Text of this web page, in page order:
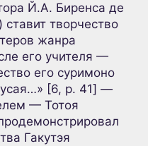
Й.А. Биренса де
) ставит творчество
жанра
его учителя —
его суримоно
[6, p. 41] —
— Тотоя
Гакутэя